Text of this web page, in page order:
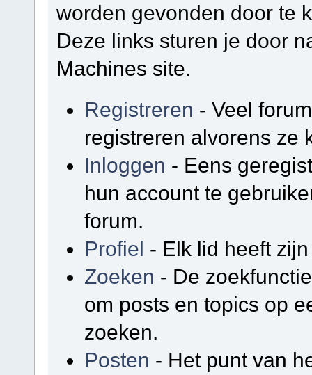
worden gevonden door te
Deze links sturen je door
Machines site.
Registreren - Veel
registreren alvorens ze
Inloggen - Eens
hun account te
forum.
Profiel - Elk lid heeft
Zoeken - De
om posts en topics op
zoeken.
Posten - Het punt van